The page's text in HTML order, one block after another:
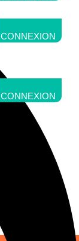
CONNEXION
CONNEXION